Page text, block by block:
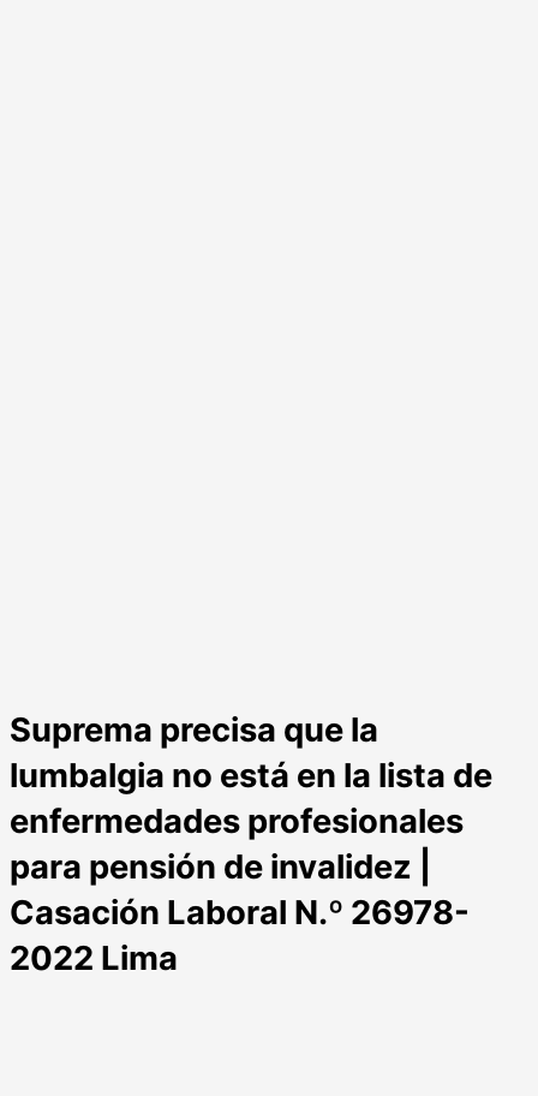
Suprema precisa que la
lumbalgia no está en la lista de
enfermedades profesionales
para pensión de invalidez |
Casación Laboral N.º 26978-
2022 Lima